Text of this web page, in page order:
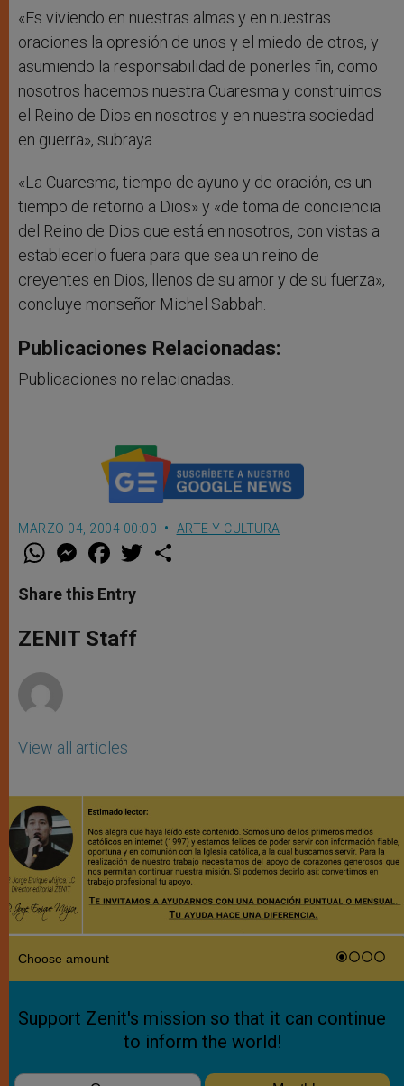
«Es viviendo en nuestras almas y en nuestras
oraciones la opresión de unos y el miedo de otros, y
asumiendo la responsabilidad de ponerles fin, como
nosotros hacemos nuestra Cuaresma y construimos
el Reino de Dios en nosotros y en nuestra sociedad
en guerra», subraya.
«La Cuaresma, tiempo de ayuno y de oración, es un
tiempo de retorno a Dios» y «de toma de conciencia
del Reino de Dios que está en nosotros, con vistas a
establecerlo fuera para que sea un reino de
creyentes en Dios, llenos de su amor y de su fuerza»,
concluye monseñor Michel Sabbah.
Publicaciones Relacionadas:
Publicaciones no relacionadas.
MARZO 04, 2004 00:00 ARTE Y CULTURA
W
t
s
p
p
M
e
s
e
g
e
F
a
e
b
o
k
w
Share this Entry
ZENIT Staff
View all articles